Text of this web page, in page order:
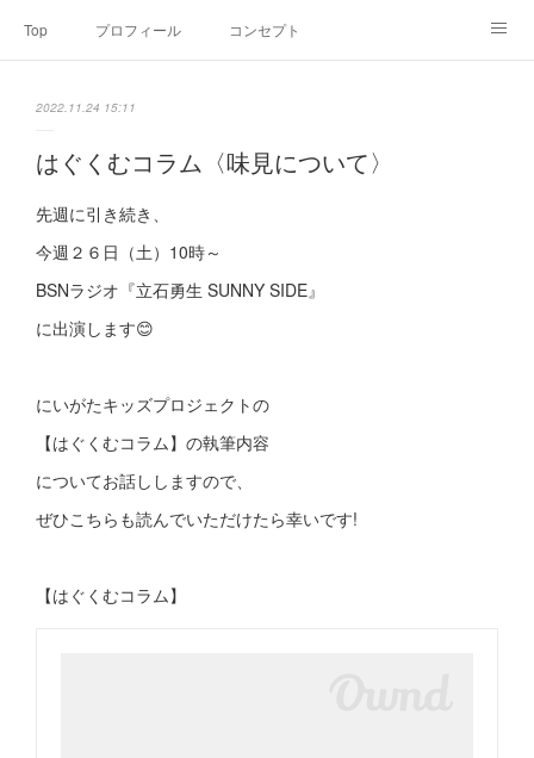
Top プロフィール コンセプト
SNS
2022.11.24 15:11
はぐくむコラム〈味見について〉
先週に引き続き、
今週２６日（土）10時～
BSNラジオ『立石勇生 SUNNY SIDE』
に出演します😊
にいがたキッズプロジェクトの
【はぐくむコラム】の執筆内容
についてお話ししますので、
ぜひこちらも読んでいただけたら幸いです!
【はぐくむコラム】